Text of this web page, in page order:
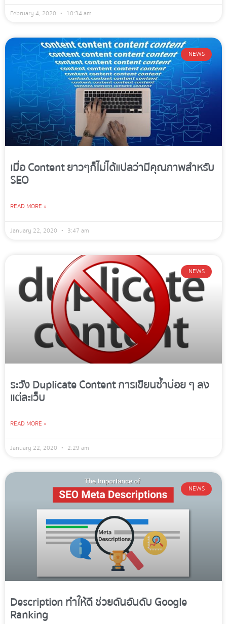
February 4, 2020 10:34 am
NEWS
เมื่อ Content ยาวๆก็ไม่ได้แปลว่ามีคุณภาพสำหรับ
SEO
READ MORE »
January 22, 2020 3:47 am
NEWS
ระวัง Duplicate Content การเขียนซ้ำบ่อย ๆ ลง
แต่ละเว็บ
READ MORE »
January 22, 2020 2:29 am
NEWS
Description ทำให้ดี ช่วยดันอันดับ Google
Ranking